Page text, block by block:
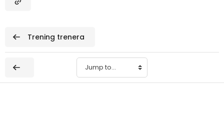
Trening trenera
Jump to...